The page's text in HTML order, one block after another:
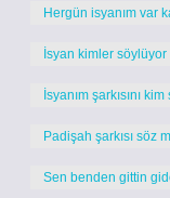
Hergün isyanım var
İsyan kimler söylüyor
İsyanım şarkısını
Padişah şarkısı söz
Sen benden gittin